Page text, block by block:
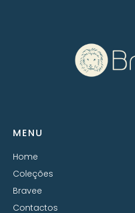
MENU
Home
Coleções
Bravee
Contactos